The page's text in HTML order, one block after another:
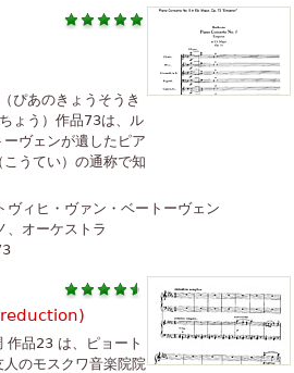
ぴあのきょうそうき
ょう）作品73は、ル
ヴェンが遺したピア
うてい）の通称で知
ヴィヒ・ヴァン・ベートーヴェン
、オーケストラ
作品23 は、ピョート
のモスクワ音楽院院